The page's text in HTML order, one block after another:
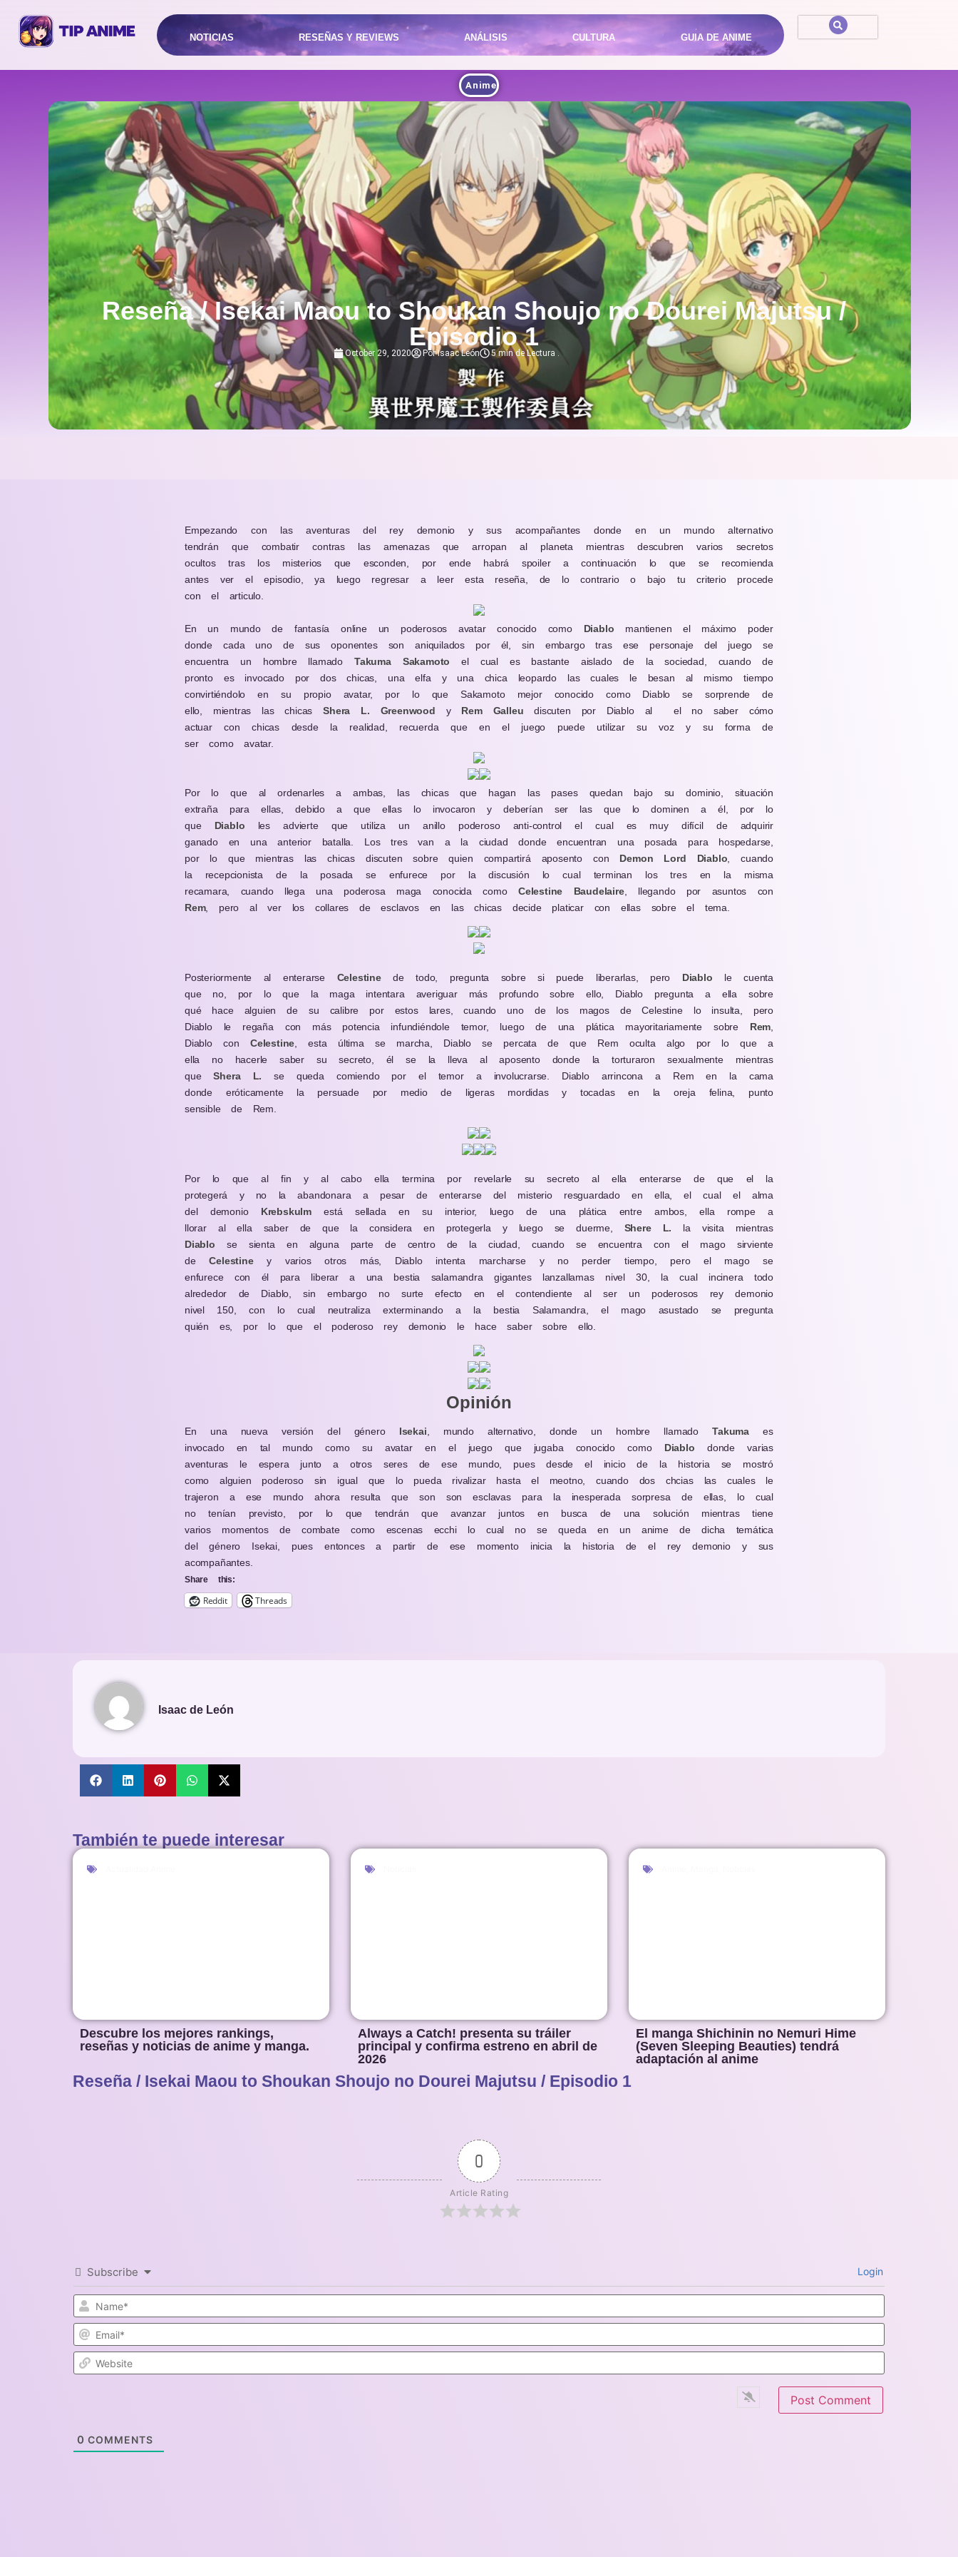
NOTICIAS RESEÑAS Y REVIEWS ANÁLISIS CULTURA GUIA DE ANIME
Anime
Reseña / Isekai Maou to Shoukan Shoujo no Dourei Majutsu /
Episodio 1
October 29, 2020 PorIsaac León 5 min de Lectura .
Empezando con las aventuras del rey demonio y sus acompañantes donde en un mundo alternativo
tendrán que combatir contras las amenazas que arropan al planeta mientras descubren varios secretos
ocultos tras los misterios que esconden, por ende habrá spoiler a continuación lo que se recomienda
antes ver el episodio, ya luego regresar a leer esta reseña, de lo contrario o bajo tu criterio procede
con el articulo.
En un mundo de fantasía online un poderosos avatar conocido como Diablo mantienen el máximo poder
donde cada uno de sus oponentes son aniquilados por él, sin embargo tras ese personaje del juego se
encuentra un hombre llamadoTakuma Sakamoto el cual es bastante aislado de la sociedad, cuando de
pronto es invocado por dos chicas, una elfa y una chica leopardo las cuales le besan al mismo tiempo
convirtiéndolo en su propio avatar, por lo que Sakamoto mejor conocido como Diablo se sorprende de
ello, mientras las chicasShera L. Greenwood yRem Galleu discuten por Diablo al el no saber cómo
actuar con chicas desde la realidad, recuerda que en el juego puede utilizar su voz y su forma de
ser como avatar.
Por lo que al ordenarles a ambas, las chicas que hagan las pases quedan bajo su dominio, situación
extraña para ellas, debido a que ellas lo invocaron y deberían ser las que lo dominen a él, por lo
que Diablo les advierte que utiliza un anillo poderoso anti-control el cual es muy difícil de adquirir
ganado en una anterior batalla. Los tres van a la ciudad donde encuentran una posada para hospedarse,
por lo que mientras las chicas discuten sobre quien compartirá aposento con Demon Lord Diablo , cuando
la recepcionista de la posada se enfurece por la discusión lo cual terminan los tres en la misma
recamara, cuando llega una poderosa maga conocida comoCelestine Baudelaire, llegando por asuntos con
Rem, pero al ver los collares de esclavos en las chicas decide platicar con ellas sobre el tema.
Posteriormente al enterarse Celestinede todo, pregunta sobre si puede liberarlas, pero Diablo le cuenta
que no, por lo que la maga intentara averiguar más profundo sobre ello, Diablo pregunta a ella sobre
qué hace alguien de su calibre por estos lares, cuando uno de los magos de Celestine lo insulta, pero
Diablo le regaña con más potencia infundiéndole temor, luego de una plática mayoritariamente sobre Rem
Diablo con Celestine , esta última se marcha, Diablo se percata de que Rem oculta algo por lo que a
ella no hacerle saber su secreto, él se la lleva al aposento donde la torturaron sexualmente mientras
queShera L. se queda comiendo por el temor a involucrarse. Diablo arrincona a Rem en la cama
donde eróticamente la persuade por medio de ligeras mordidas y tocadas en la oreja felina, punto
sensible de Rem.
Por lo que al fin y al cabo ella termina por revelarle su secreto al ella enterarse de que el la
protegerá y no la abandonara a pesar de enterarse del misterio resguardado en ella, el cual el alma
del demonio Krebskulmestá sellada en su interior, luego de una plática entre ambos, ella rompe a
llorar al ella saber de que la considera en protegerla y luego se duerme, Shere L. la visita mientras
Diablo se sienta en alguna parte de centro de la ciudad, cuando se encuentra con el mago sirviente
deCelestiney varios otros más, Diablo intenta marcharse y no perder tiempo, pero el mago se
enfurece con él para liberar a una bestia salamandra gigantes lanzallamas nivel 30, la cual incinera todo
alrededor de Diablo, sin embargo no surte efecto en el contendiente al ser un poderosos rey demonio
nivel 150, con lo cual neutraliza exterminando a la bestia Salamandra, el mago asustado se pregunta
quién es, por lo que el poderoso rey demonio le hace saber sobre ello.
Opinión
En una nueva versión del género Isekai, mundo alternativo, donde un hombre llamadoTakuma es
invocado en tal mundo como su avatar en el juego que jugaba conocido comoDiablo donde varias
aventuras le espera junto a otros seres de ese mundo, pues desde el inicio de la historia se mostró
como alguien poderoso sin igual que lo pueda rivalizar hasta el meotno, cuando dos chcias las cuales le
trajeron a ese mundo ahora resulta que son son esclavas para la inesperada sorpresa de ellas, lo cual
no tenían previsto, por lo que tendrán que avanzar juntos en busca de una solución mientras tiene
varios momentos de combate como escenas ecchi lo cual no se queda en un anime de dicha temática
del género Isekai, pues entonces a partir de ese momento inicia la historia de el rey demonio y sus
acompañantes.
Share this:
Reddit Threads
Isaac de León
También te puede interesar
Descubre los mejores rankings,
reseñas y noticias de anime y manga.
Always a Catch! presenta su tráiler
principal y confirma estreno en abril de
2026
El manga Shichinin no Nemuri Hime
(Seven Sleeping Beauties) tendrá
adaptación al anime
Reseña / Isekai Maou to Shoukan Shoujo no Dourei Majutsu / Episodio 1
0
Article Rating
Subscribe Login
0 COMMENTS